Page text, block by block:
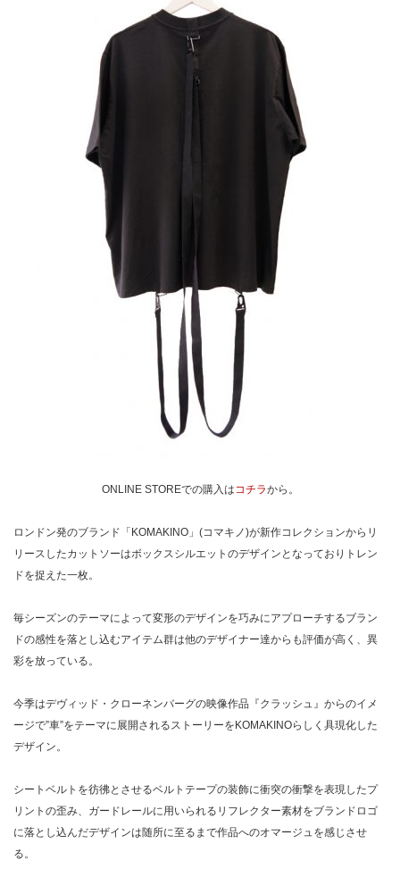
ONLINE STOREでの購入はコチラから。
ロンドン発のブランド「KOMAKINO」(コマキノ)が新作コレクションからリ
リースしたカットソーはボックスシルエットのデザインとなっておりトレン
ドを捉えた一枚。
毎シーズンのテーマによって変形のデザインを巧みにアプローチするブラン
ドの感性を落とし込むアイテム群は他のデザイナー達からも評価が高く、異
彩を放っている。
今季はデヴィッド・クローネンバーグの映像作品『クラッシュ』からのイメ
ージで”車”をテーマに展開されるストーリーをKOMAKINOらしく具現化した
デザイン。
シートベルトを彷彿とさせるベルトテープの装飾に衝突の衝撃を表現したプ
リントの歪み、ガードレールに用いられるリフレクター素材をブランドロゴ
に落とし込んだデザインは随所に至るまで作品へのオマージュを感じさせ
る。